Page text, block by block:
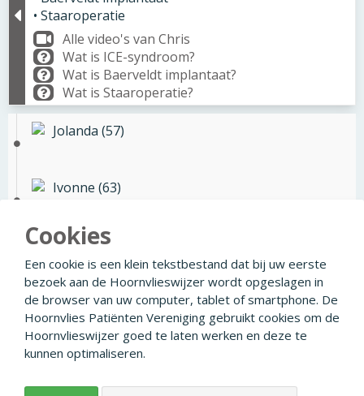
• Staaroperatie
Alle video's van Chris
Wat is ICE-syndroom?
Wat is Baerveldt implantaat?
Wat is Staaroperatie?
Jolanda (57)
Ivonne (63)
Chris (51)
© 2026 Facebook Linkedin Privacyverklaring
Cookies
Een cookie is een klein tekstbestand dat bij uw eerste
bezoek aan de Hoornvlieswijzer wordt opgeslagen in
de browser van uw computer, tablet of smartphone. De
Hoornvlies Patiënten Vereniging gebruikt cookies om de
Hoornvlieswijzer goed te laten werken en deze te
kunnen optimaliseren.